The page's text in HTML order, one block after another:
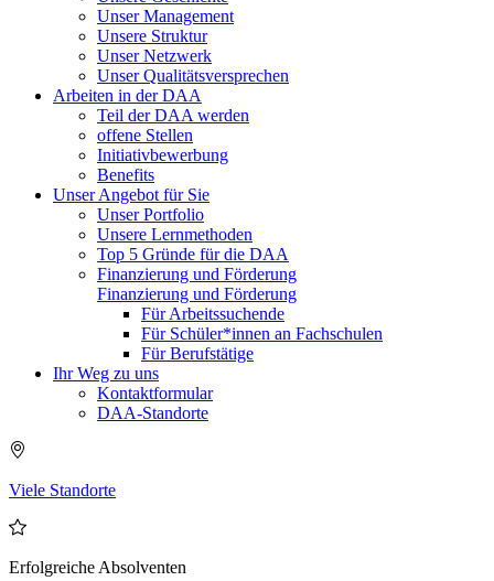
Unser Management
Unsere Struktur
Unser Netzwerk
Unser Qualitätsversprechen
Arbeiten in der DAA
Teil der DAA werden
offene Stellen
Initiativbewerbung
Benefits
Unser Angebot für Sie
Unser Portfolio
Unsere Lernmethoden
Top 5 Gründe für die DAA
Finanzierung und Förderung
Finanzierung und Förderung
Für Arbeitssuchende
Für Schüler*innen an Fachschulen
Für Berufstätige
Ihr Weg zu uns
Kontaktformular
DAA-Standorte
Viele Standorte
Erfolgreiche Absolventen